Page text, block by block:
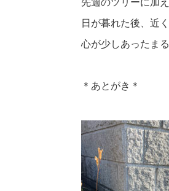
日が暮れた後、近
心が少しあったま
＊あとがき＊